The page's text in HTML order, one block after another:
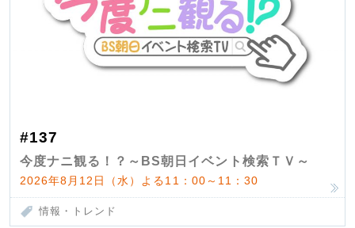
#137
今度ナニ観る！？～BS朝日イベント検索ＴＶ～
2026年8月12日（水）よる11：00～11：30
情報・トレンド